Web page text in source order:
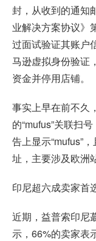
封，从收到的通知
业解决方案协议》
过面试验证其账户
马逊虚拟身份验证
资金并停用店铺。
事实上早在前不久
的“mufus”关联扫
告上显示“mufus”
址，主要涉及欧洲
印尼超六成卖家首
近期，益普索印尼
示，66%的卖家表